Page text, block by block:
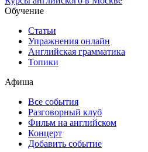
Обучение
Статьи
Упражнения онлайн
Английская грамматика
Топики
Афиша
Все события
Разговорный клуб
Фильм на английском
Концерт
Добавить событие